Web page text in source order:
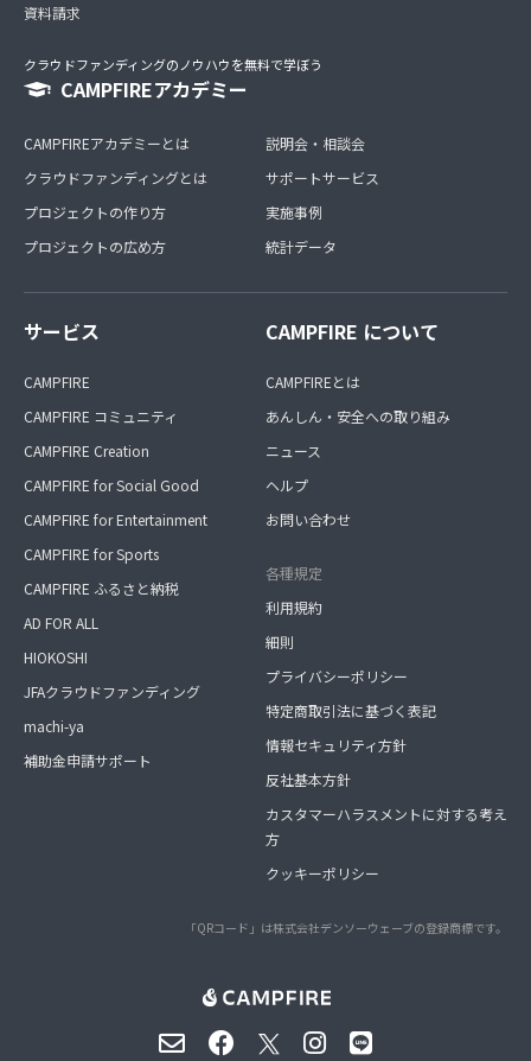
資料請求
クラウドファンディングのノウハウを無料で学ぼう
CAMPFIREアカデミー
CAMPFIREアカデミーとは
クラウドファンディングとは
プロジェクトの作り方
プロジェクトの広め方
説明会・相談会
サポートサービス
実施事例
統計データ
サービス
CAMPFIRE
CAMPFIRE コミュニティ
CAMPFIRE Creation
CAMPFIRE for Social Good
CAMPFIRE for Entertainment
CAMPFIRE for Sports
CAMPFIRE ふるさと納税
AD FOR ALL
HIOKOSHI
JFAクラウドファンディング
machi-ya
補助金申請サポート
CAMPFIRE について
CAMPFIREとは
あんしん・安全への取り組み
ニュース
ヘルプ
お問い合わせ
各種規定
利用規約
細則
プライバシーポリシー
特定商取引法に基づく表記
情報セキュリティ方針
反社基本方針
カスタマーハラスメントに対する考え
方
クッキーポリシー
「QRコード」は株式会社デンソーウェーブの登録商標です。